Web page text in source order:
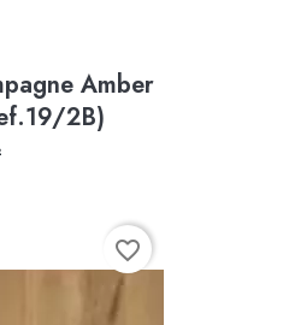
Amber
2B)
favorite_border